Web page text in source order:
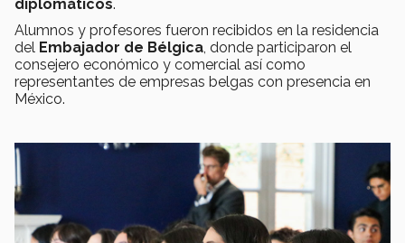
diplomáticos.
Alumnos y profesores fueron recibidos en la residencia
del Embajador de Bélgica , donde participaron el
consejero económico y comercial así como
representantes de empresas belgas con presencia en
México.